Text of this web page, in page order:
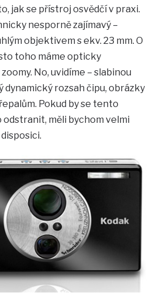
jak se přístroj osvědčí v praxi.
nesporně zajímavý –
objektivem s ekv. 23 mm. O
toho máme opticky
No, uvidíme – slabinou
dynamický rozsah čipu, obrázky
Pokud by se tento
měli bychom velmi